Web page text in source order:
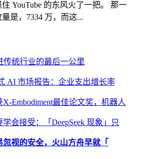
YouTube 的东风火了一把。 那一
是，7334 万，而这...
传统行业的最后一公里
AI 市场报告：企业支出增长率
Embodiment最佳论文奖，机器人
会接受：「DeepSeek 现象」只
忽视的安全，火山方舟早就「